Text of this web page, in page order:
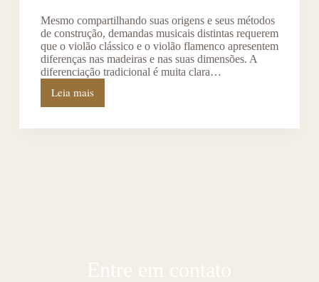
Mesmo compartilhando suas origens e seus métodos
de construção, demandas musicais distintas requerem
que o violão clássico e o violão flamenco apresentem
diferenças nas madeiras e nas suas dimensões. A
diferenciação tradicional é muita clara…
Leia mais
Entre em contato